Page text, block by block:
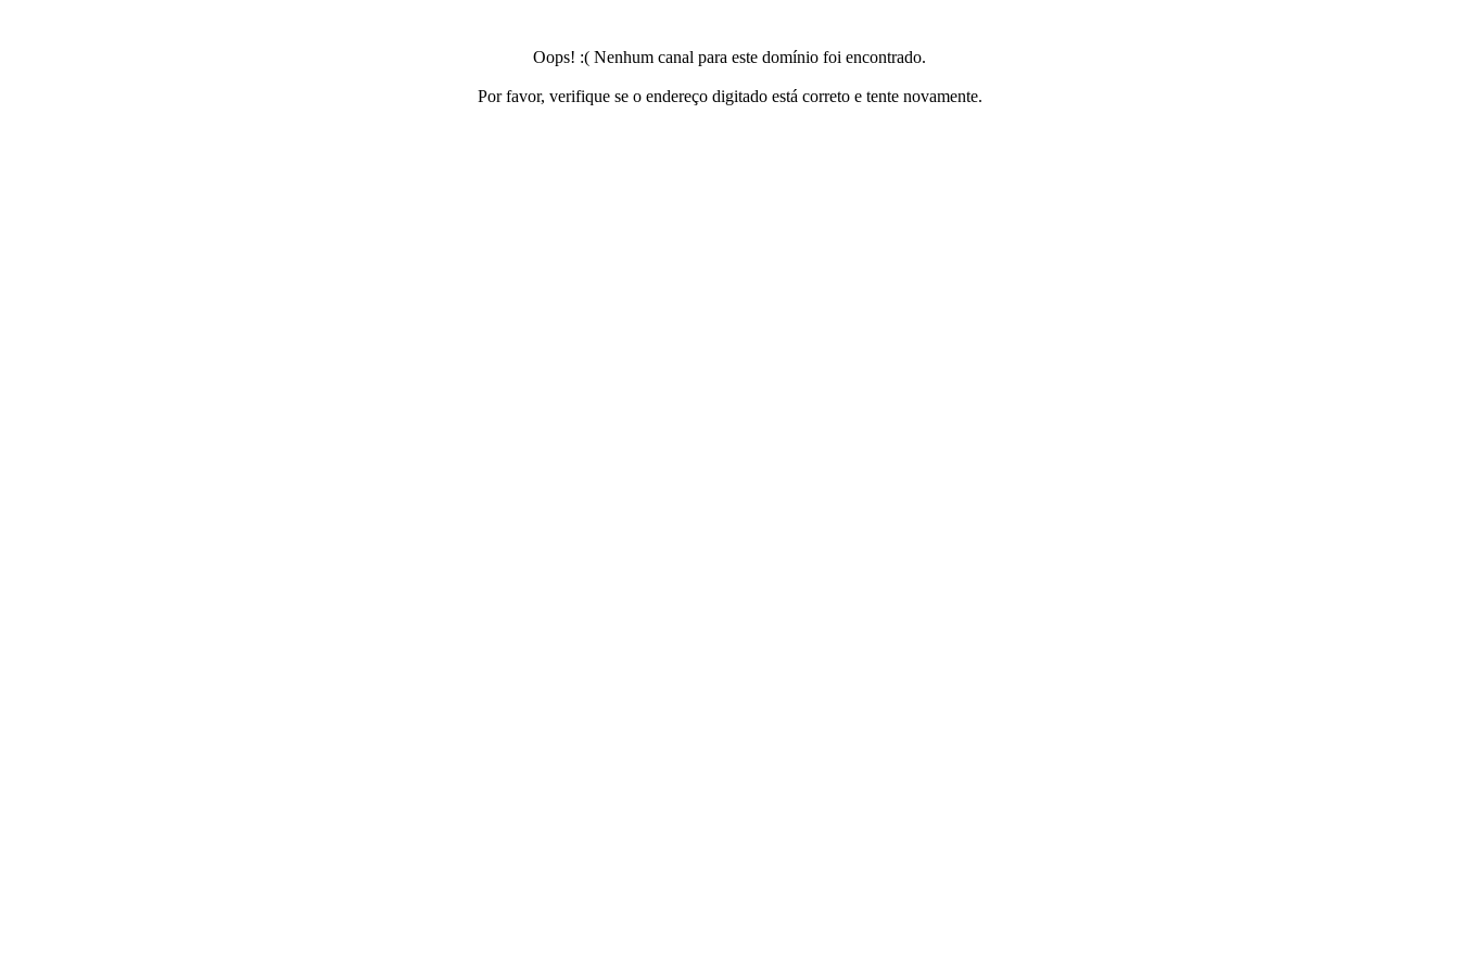
Oops! :( Nenhum canal para este domínio foi encontrado.
Por favor, verifique se o endereço digitado está correto e tente novamente.